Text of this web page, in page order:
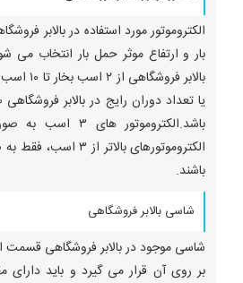
الکتروموتور مورد استفاده در بالابر
بار و ارتفاع موثر حمل بار انتخاب می
بالابر
الکتروموتورهای
باشند.
شاسی بالابر فروشگاهی
شاسی موجود در بالابر فروشگاهی قسمت
بر روی آن قرار می گیرد و باید دارای